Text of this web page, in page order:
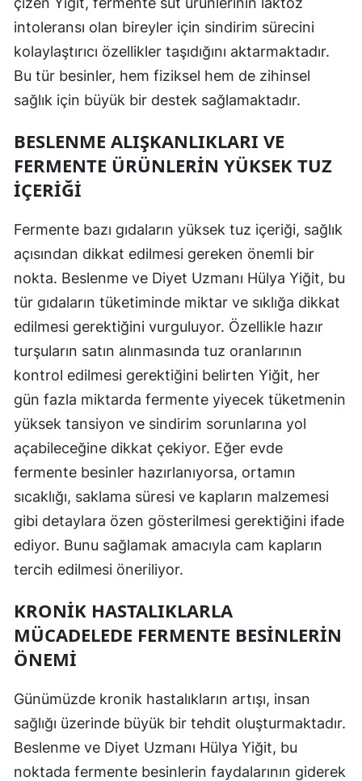
intoleransı olan bireyler için sindirim sürecini
kolaylaştırıcı özellikler taşıdığını aktarmaktadır.
Bu tür besinler, hem fiziksel hem de zihinsel
sağlık için büyük bir destek sağlamaktadır.
BESLENME ALIŞKANLIKLARI VE
FERMENTE ÜRÜNLERIN YÜKSEK TUZ
İÇERIĞI
Fermente bazı gıdaların yüksek tuz içeriği, sağlık
açısından dikkat edilmesi gereken önemli bir
nokta. Beslenme ve Diyet Uzmanı Hülya Yiğit, bu
tür gıdaların tüketiminde miktar ve sıklığa dikkat
edilmesi gerektiğini vurguluyor. Özellikle hazır
turşuların satın alınmasında tuz oranlarının
kontrol edilmesi gerektiğini belirten Yiğit, her
gün fazla miktarda fermente yiyecek tüketmenin
yüksek tansiyon ve sindirim sorunlarına yol
açabileceğine dikkat çekiyor. Eğer evde
fermente besinler hazırlanıyorsa, ortamın
sıcaklığı, saklama süresi ve kapların malzemesi
gibi detaylara özen gösterilmesi gerektiğini ifade
ediyor. Bunu sağlamak amacıyla cam kapların
tercih edilmesi öneriliyor.
KRONIK HASTALIKLARLA
MÜCADELEDE FERMENTE BESINLERIN
ÖNEMI
Günümüzde kronik hastalıkların artışı, insan
sağlığı üzerinde büyük bir tehdit oluşturmaktadır.
Beslenme ve Diyet Uzmanı Hülya Yiğit, bu
noktada fermente besinlerin faydalarının giderek